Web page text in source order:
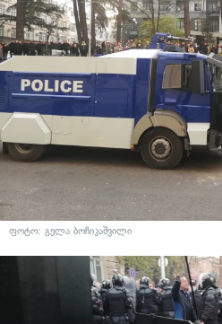
ფოტო: გელა ბოჩიკაშვილი